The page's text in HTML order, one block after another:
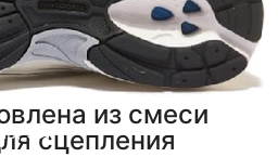
из смеси
сцепления
, 5